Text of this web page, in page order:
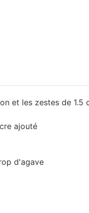
et les zestes de 1.5
ajouté
d'agave